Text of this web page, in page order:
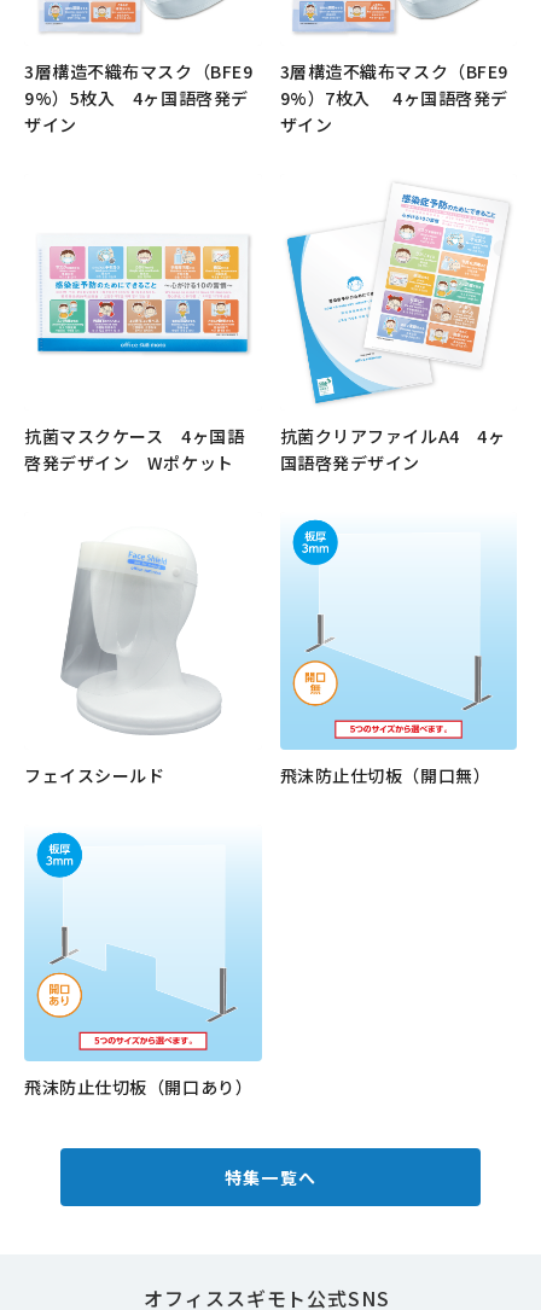
3層構造不織布マスク（BFE9
9%）5枚入 4ヶ国語啓発デ
ザイン
3層構造不織布マスク（BFE9
9%）7枚入 4ヶ国語啓発デ
ザイン
抗菌マスクケース 4ヶ国語
啓発デザイン Wポケット
抗菌クリアファイルA4 4ヶ
国語啓発デザイン
フェイスシールド
飛沫防止仕切板（開口無）
飛沫防止仕切板（開口あり）
特集一覧へ
オフィススギモト公式SNS